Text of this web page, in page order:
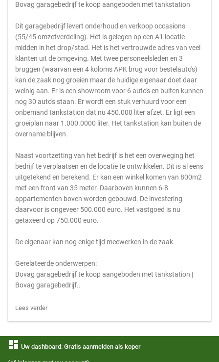
Bovag garagebedrijf te koop aangeboden met tankstation
Dit garagebedrijf levert onderhoud en verkoop occasions
(55/45 omzetverdeling). Het is gelegen op een A1 locatie
midden in het drop/stad. Het is het vertrouwde adres van veel
klanten uit de omgeving. Met twee personeelsleden en 3
bruggen (waarvan een 4 koloms APK brug voor bestelauto's)
kan de zaak nog groeien maar de huidige eigenaar doet daar
weinig aan. Er is een showroom voor 6 auto's en buiten kunnen
nog 30 auto's staan. Er wordt een stuk verhuurd voor een
onbemand tankstation dat nu 450.000 liter afzet. Er ligt een
groeiplan naar 1.000.0000 liter. Het tankstation kan buiten de
overname blijven.
Naast voortzetting van het bedrijf is het een overweging het
bedrijf te verplaatsen en de locatie te ontwikkelen. Dit is al eens
uitgetekend en berekend. Er kan een winkel komen van 800m2
met een front van 35 meter. Daarboven kunnen 6-8
appartementen boven worden gebouwd. De investering
daarvoor is ongeveer 500.000 euro. Het vastgoed is nu
getaxeerd op 750.000 euro.
De eigenaar kan nog enige tijd meewerken in de zaak.
Gerelateerde onderwerpen:
Bovag garagebedrijf te koop aangeboden met tankstation |
Bovag garagebedrijf..
Lees verder
dashboard Uw dashboard: Gratis aanmelden als koper